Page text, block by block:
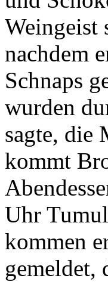
Weingeist
nachdem
Schnaps
wurden
sagte, die
kommt
Uhr
kommen
gemeldet,